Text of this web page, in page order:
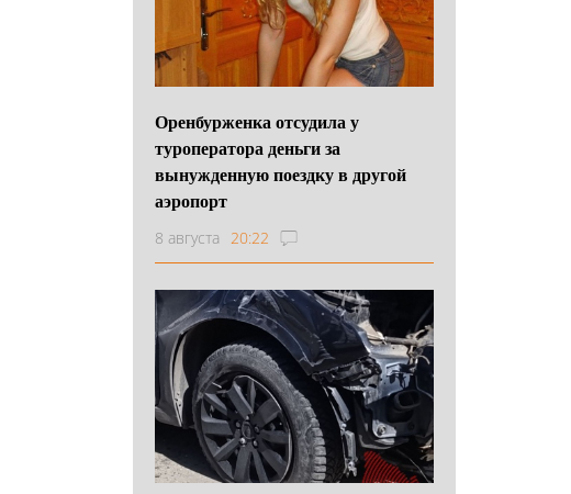
Оренбурженка отсудила у
туроператора деньги за
вынужденную поездку в другой
аэропорт
8 августа 20:22